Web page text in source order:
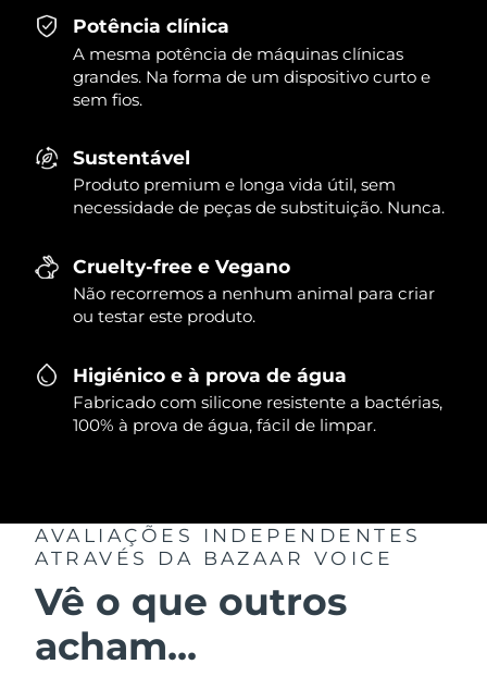
Potência clínica
A mesma potência de máquinas clínicas
grandes. Na forma de um dispositivo curto e
sem fios.
Sustentável
Produto premium e longa vida útil, sem
necessidade de peças de substituição. Nunca.
Cruelty-free e Vegano
Não recorremos a nenhum animal para criar
ou testar este produto.
Higiénico e à prova de água
Fabricado com silicone resistente a bactérias,
100% à prova de água, fácil de limpar.
AVALIAÇÕES INDEPENDENTES
ATRAVÉS DA BAZAAR VOICE
Vê o que outros
acham...